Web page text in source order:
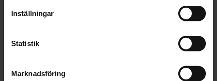
Inställningar
Statistik
Marknadsföring